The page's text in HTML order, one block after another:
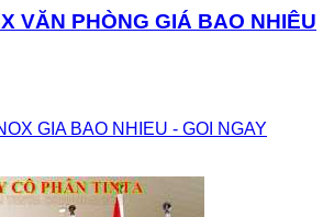
VĂN PHÒNG GIÁ BAO NHIÊU
GIA BAO NHIEU - GOI NGAY